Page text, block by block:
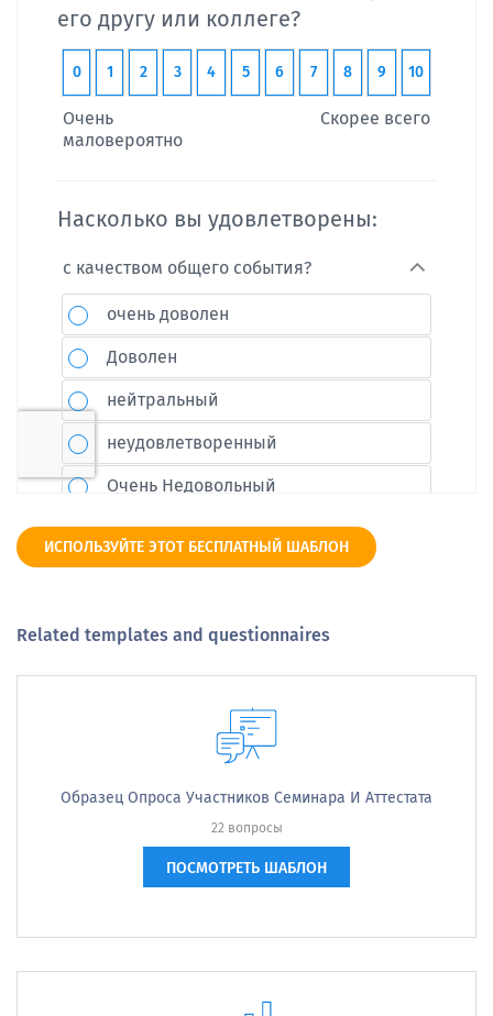
ИСПОЛЬЗУЙТЕ ЭТОТ БЕСПЛАТНЫЙ ШАБЛОН
Related templates and questionnaires
Образец Опроса Участников Семинара И Аттестата
22 вопросы
ПОСМОТРЕТЬ ШАБЛОН